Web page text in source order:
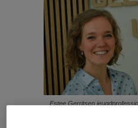
Estee Gerritsen